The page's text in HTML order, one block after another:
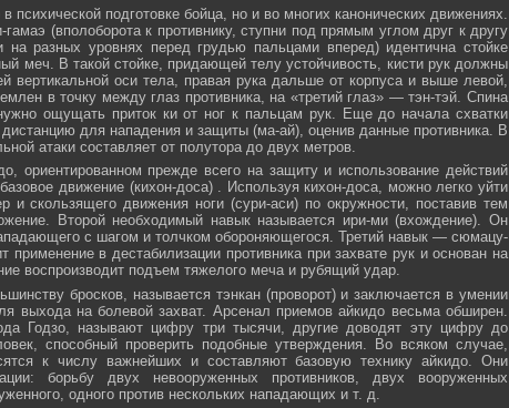
психической подготовке бойца, но и во многих канонических движениях.
(вполоборота к противнику, ступни под прямым углом друг к другу
на разных уровнях перед грудью пальцами вперед) идентична стойке
меч. В такой стойке, придающей телу устойчивость, кисти рук должны
вертикальной оси тела, правая рука дальше от корпуса и выше левой,
в точку между глаз противника, на «третий глаз» — тэн-тэй. Спина
ощущать приток ки от ног к пальцам рук. Еще до начала схватки
для нападения и защиты (ма-ай), оценив данные противника. В
атаки составляет от полутора до двух метров.
ориентированном прежде всего на защиту и использование действий
движение (кихон-доса) . Используя кихон-доса, можно легко уйти
скользящего движения ноги (сури-аси) по окружности, поставив тем
Второй необходимый навык называется ири-ми (вхождение). Он
с шагом и толчком обороняющегося. Третий навык — сюмацу-
в дестабилизации противника при захвате рук и основан на
воспроизводит подъем тяжелого меча и рубящий удар.
бросков, называется тэнкан (проворот) и заключается в умении
выхода на болевой захват. Арсенал приемов айкидо весьма обширен.
Годзо, называют цифру три тысячи, другие доводят эту цифру до
способный проверить подобные утверждения. Во всяком случае,
к числу важнейших и составляют базовую технику айкидо. Они
борьбу двух невооруженных противников, двух вооруженных
одного против нескольких нападающих и т. д.